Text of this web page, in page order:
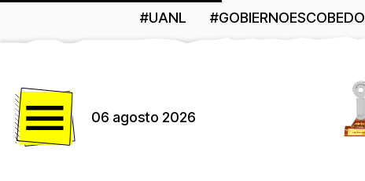
#UANL #GOBIERNOESCOBEDO
06 agosto 2026